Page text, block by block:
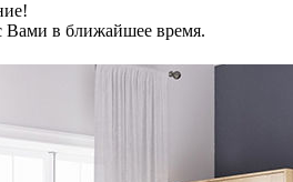
Вами в ближайшее время.